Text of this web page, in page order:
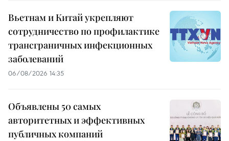
Вьетнам и Китай укрепляют
сотрудничество по профилактике
трансграничных инфекционных
заболеваний
06/08/2026 14:35
Объявлены 50 самых
авторитетных и эффективных
публичных компаний